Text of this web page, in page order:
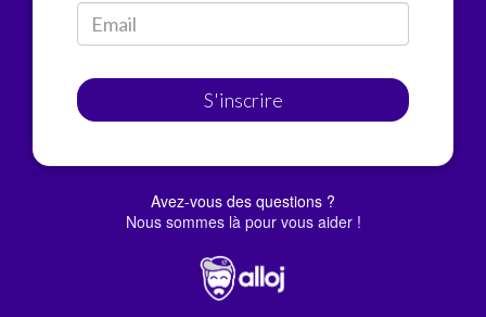
S'inscrire
Avez-vous des questions ?
Nous sommes là pour vous aider !